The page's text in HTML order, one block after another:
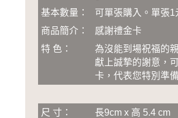
基本數量：
可單張購入。單張1
商品簡介：
感謝禮金卡
特 色：
為沒能到場祝福的
獻上誠摯的謝意，
卡，代表您特別準
尺 寸：
長9cm x 高 5.4 cm